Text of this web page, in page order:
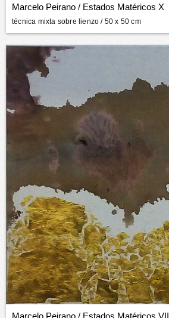
Marcelo Peirano / Estados Matéricos X
técnica mixta sobre lienzo / 50 x 50 cm
Marcelo Peirano / Estados Matéricos VII,